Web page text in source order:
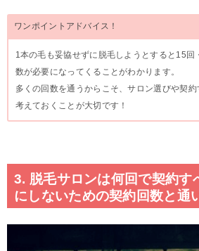
ワンポイントアドバイス！
1本の毛も妥協せずに脱毛しようとすると15回
数が必要になってくることがわかります。
多くの回数を通うからこそ、サロン選びや契
考えておくことが大切です！
3. 脱毛サロンは何回で契約す
にしないための契約回数と通